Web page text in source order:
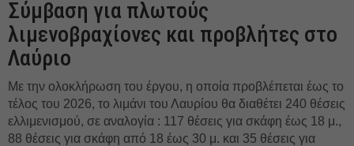
Σύμβαση για πλωτούς
λιμενοβραχίονες και προβλήτες στο
Λαύριο
Με την ολοκλήρωση του έργου, η οποία προβλέπεται έως το
τέλος του 2026, το λιμάνι του Λαυρίου θα διαθέτει 240 θέσεις
ελλιμενισμού, σε αναλογία : 117 θέσεις για σκάφη έως 18 μ.,
88 θέσεις για σκάφη από 18 έως 30 μ. και 35 θέσεις για